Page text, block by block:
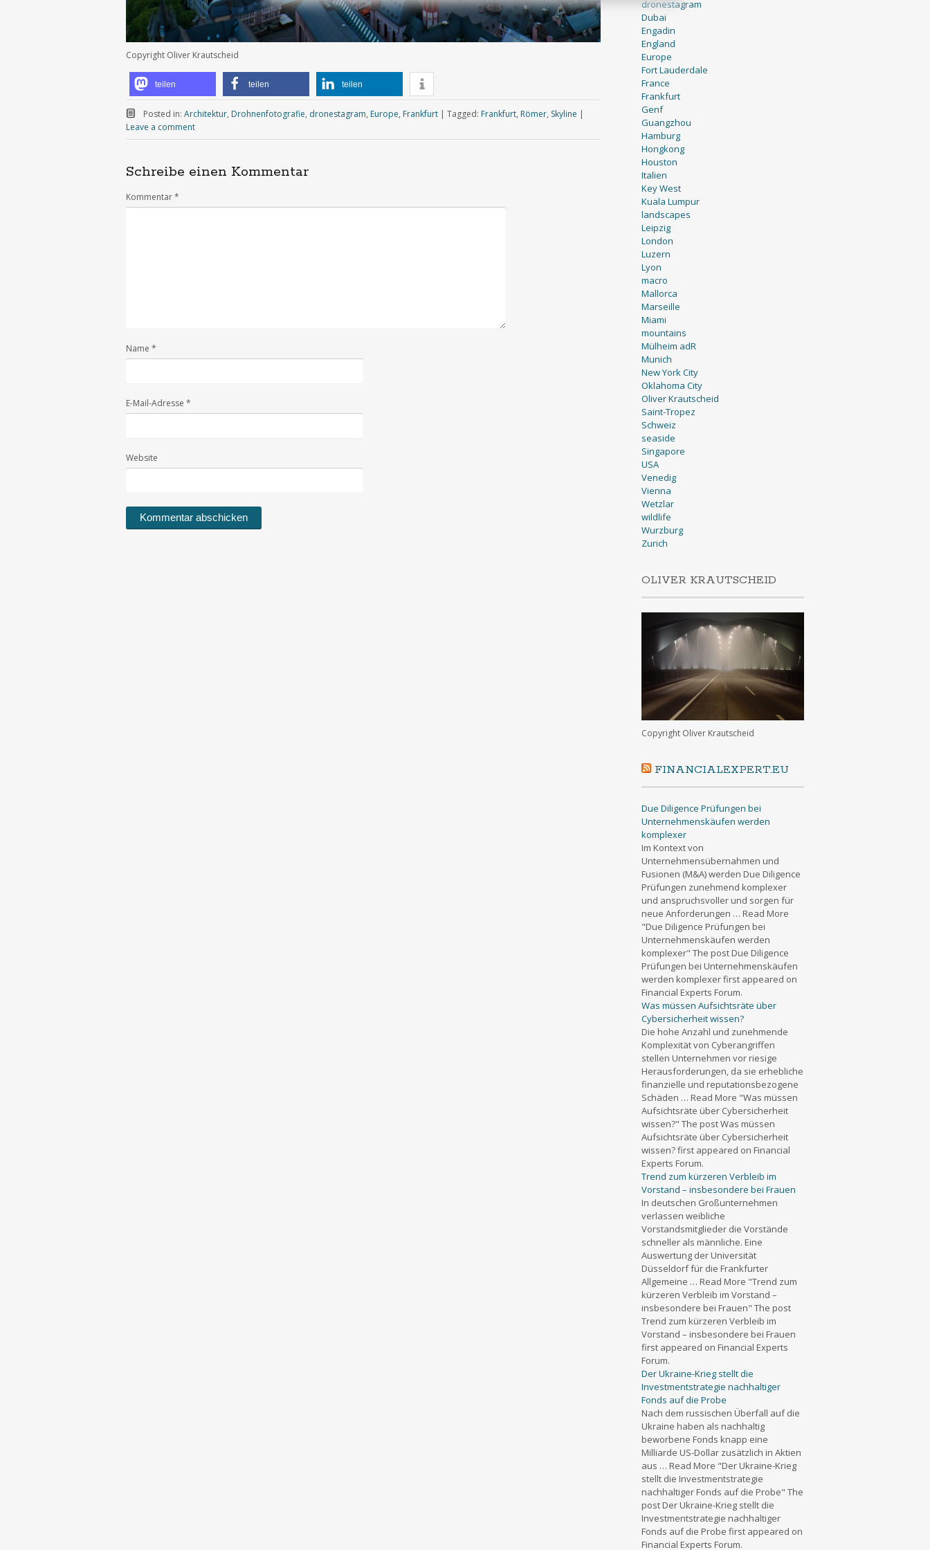
Copyright Oliver Krautscheid
teilen teilen teilen
Posted in: Architektur, Drohnenfotografie, dronestagram, Europe, Frankfurt | Tagged: Frankfurt, Römer, Skyline |
Leave a comment
Schreibe einen Kommentar
Kommentar*
Name *
E-Mail-Adresse *
Website
dronestagram
Dubai
Engadin
England
Europe
Fort Lauderdale
France
Frankfurt
Genf
Guangzhou
Hamburg
Hongkong
Houston
Italien
Key West
Kuala Lumpur
landscapes
Leipzig
London
Luzern
Lyon
macro
Mallorca
Marseille
Miami
mountains
Mülheim adR
Munich
New York City
Oklahoma City
Oliver Krautscheid
Saint-Tropez
Schweiz
seaside
Singapore
USA
Venedig
Vienna
Wetzlar
wildlife
Wurzburg
Zurich
OLIVER KRAUTSCHEID
Copyright Oliver Krautscheid
FINANCIALEXPERT.EU
Due Diligence Prüfungen bei
Unternehmenskäufen werden
komplexer
Im Kontext von
Unternehmensübernahmen und
Fusionen (M&A) werden Due Diligence
Prüfungen zunehmend komplexer
und anspruchsvoller und sorgen für
neue Anforderungen … Read More
"Due Diligence Prüfungen bei
Unternehmenskäufen werden
komplexer" The post Due Diligence
Prüfungen bei Unternehmenskäufen
werden komplexer first appeared on
Financial Experts Forum.
Was müssen Aufsichtsräte über
Cybersicherheit wissen?
Die hohe Anzahl und zunehmende
Komplexität von Cyberangriffen
stellen Unternehmen vor riesige
Herausforderungen, da sie erhebliche
finanzielle und reputationsbezogene
Schäden … Read More "Was müssen
Aufsichtsräte über Cybersicherheit
wissen?" The post Was müssen
Aufsichtsräte über Cybersicherheit
wissen? first appeared on Financial
Experts Forum.
Trend zum kürzeren Verbleib im
Vorstand – insbesondere bei Frauen
In deutschen Großunternehmen
verlassen weibliche
Vorstandsmitglieder die Vorstände
schneller als männliche. Eine
Auswertung der Universität
Düsseldorf für die Frankfurter
Allgemeine … Read More "Trend zum
kürzeren Verbleib im Vorstand –
insbesondere bei Frauen" The post
Trend zum kürzeren Verbleib im
Vorstand – insbesondere bei Frauen
first appeared on Financial Experts
Forum.
Der Ukraine-Krieg stellt die
Investmentstrategie nachhaltiger
Fonds auf die Probe
Nach dem russischen Überfall auf die
Ukraine haben als nachhaltig
beworbene Fonds knapp eine
Milliarde US-Dollar zusätzlich in Aktien
aus … Read More "Der Ukraine-Krieg
stellt die Investmentstrategie
nachhaltiger Fonds auf die Probe" The
post Der Ukraine-Krieg stellt die
Investmentstrategie nachhaltiger
Fonds auf die Probe first appeared on
Financial Experts Forum.